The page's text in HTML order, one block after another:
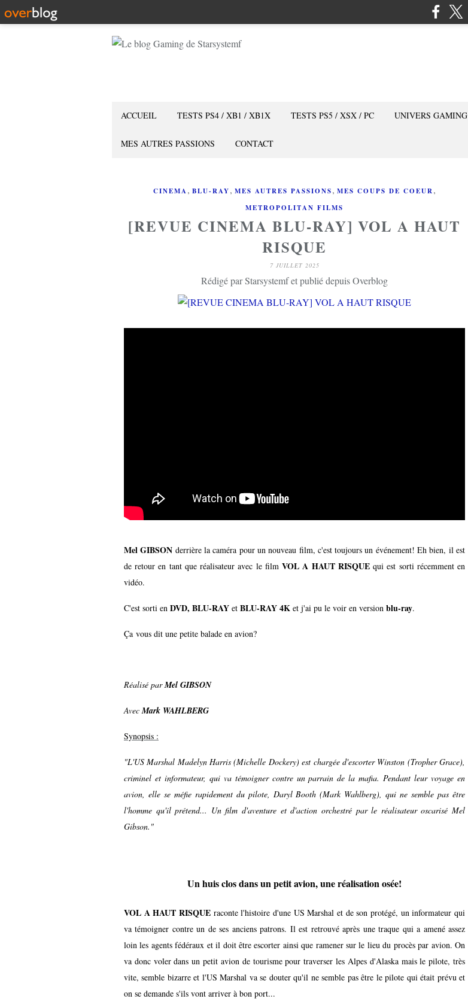
ACCUEIL TESTS PS4 / XB1 / XB1X TESTS PS5 / XSX / PC UNIVERS GAMING
MES AUTRES PASSIONS CONTACT
CINEMA, BLU-RAY, MES AUTRES PASSIONS, MES COUPS DE COEUR,
METROPOLITAN FILMS
[REVUE CINEMA BLU-RAY] VOL A HAUT
RISQUE
7 JUILLET 2025
Rédigé par Starsystemf et publié depuis Overblog
Mel GIBSON derrière la caméra pour un nouveau film, c'est toujours un événement! Eh bien, il est
de retour en tant que réalisateur avec le filmVOL A HAUT RISQUEqui est sorti récemment en
vidéo.
C'est sorti en DVD, BLU-RAY et BLU-RAY 4K et j'ai pu le voir en version blu-ray.
Ça vous dit une petite balade en avion?
Réalisé parMel GIBSON
Avec Mark WAHLBERG
Synopsis :
"L'US Marshal Madelyn Harris (Michelle Dockery) est chargée d'escorter Winston (Tropher Grace),
criminel et informateur, qui va témoigner contre un parrain de la mafia. Pendant leur voyage en
avion, elle se méfie rapidement du pilote, Daryl Booth (Mark Wahlberg), qui ne semble pas être
l'homme qu'il prétend... Un film d'aventure et d'action orchestré par le réalisateur oscarisé Mel
Gibson."
Un huis clos dans un petit avion, une réalisation osée!
VOL A HAUT RISQUE raconte l'histoire d'une US Marshal et de son protégé, un informateur qui
va témoigner contre un de ses anciens patrons. Il est retrouvé après une traque qui a amené assez
loin les agents fédéraux et il doit être escorter ainsi que ramener sur le lieu du procès par avion. On
va donc voler dans un petit avion de tourisme pour traverser les Alpes d'Alaska mais le pilote, très
vite, semble bizarre et l'US Marshal va se douter qu'il ne semble pas être le pilote qui était prévu et
on se demande s'ils vont arriver à bon port...